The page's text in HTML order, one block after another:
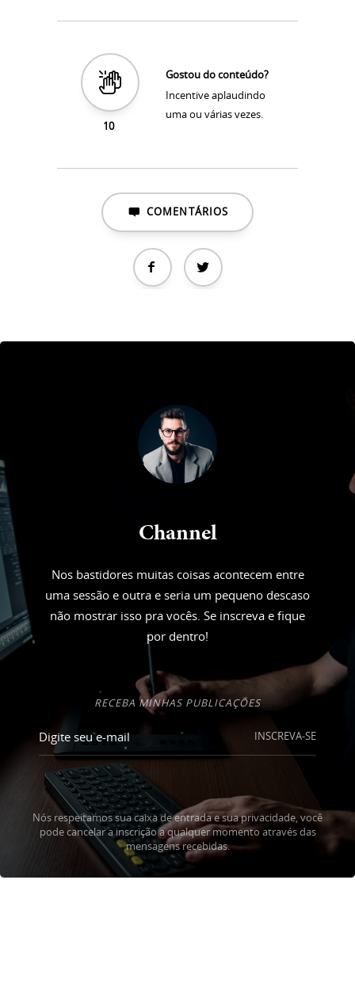
10
Gostou do conteúdo?
Incentive aplaudindo
uma ou várias vezes.
COMENTÁRIOS
Channel
Nos bastidores muitas coisas acontecem entre
uma sessão e outra e seria um pequeno descaso
não mostrar isso pra vocês. Se inscreva e fique
por dentro!
RECEBA MINHAS PUBLICAÇÕES
INSCREVA-SE
Nós respeitamos sua caixa de entrada e sua privacidade, você
pode cancelar a inscrição a qualquer momento através das
mensagens recebidas.